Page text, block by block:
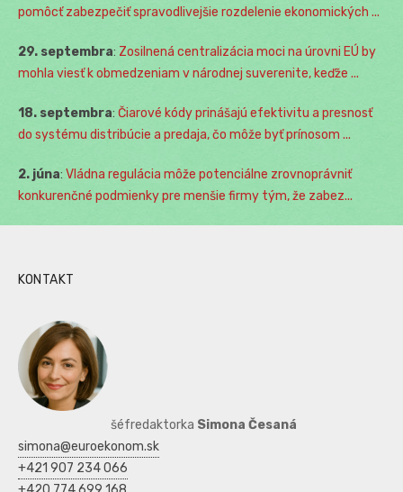
pomôcť zabezpečiť spravodlivejšie rozdelenie ekonomických ...
29. septembra: Zosilnená centralizácia moci na úrovni EÚ by
mohla viesť k obmedzeniam v národnej suverenite, keďže ...
18. septembra: Čiarové kódy prinášajú efektivitu a presnosť
do systému distribúcie a predaja, čo môže byť prínosom ...
2. júna: Vládna regulácia môže potenciálne zrovnoprávniť
konkurenčné podmienky pre menšie firmy tým, že zabez...
KONTAKT
šéfredaktorka Simona Česaná
simona@euroekonom.sk
+421 907 234 066